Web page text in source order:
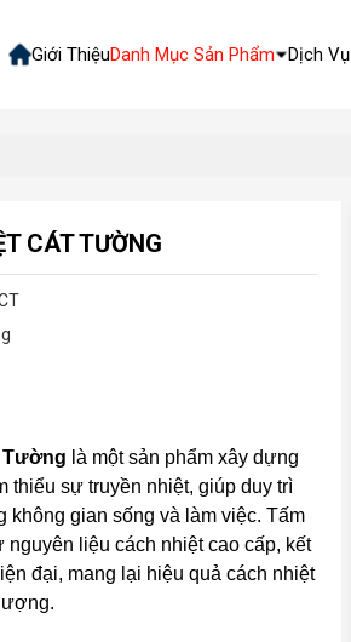
Giới ThiệuDanh Mục Sản Phẩm Dịch Vụ
CÁT TƯỜNG
Tường là một sản phẩm xây dựng
thiểu sự truyền nhiệt, giúp duy trì
không gian sống và làm việc. Tấm
liệu cách nhiệt cao cấp, kết
đại, mang lại hiệu quả cách nhiệt